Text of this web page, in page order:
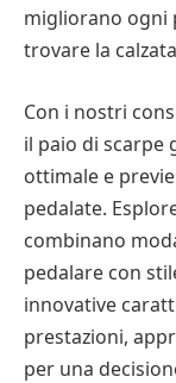
migliorano ogni
trovare la
Con i nostri
il paio di scarpe
ottimale e
pedalate.
combinano
pedalare con
innovative
prestazioni,
per una